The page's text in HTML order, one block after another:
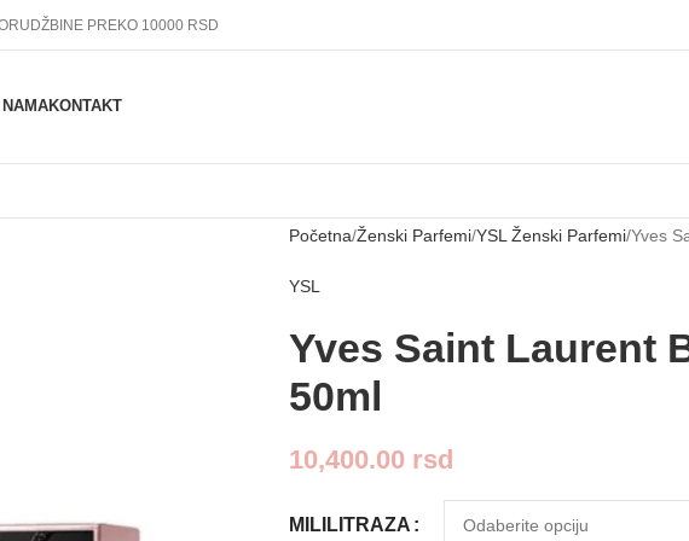
PREKO 10000 RSD
KONTAKT
Početna Ženski Parfemi YSL Ženski Parfemi Yves
YSL
Yves Saint Laurent
50ml
10,400.00 rsd
MILILITRAZA